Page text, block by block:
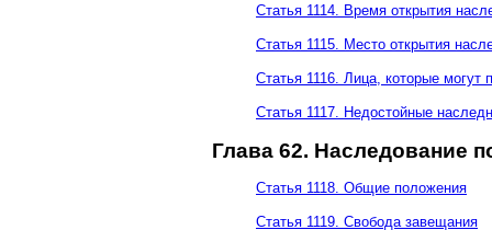
Статья 1114. Время открытия
Статья 1115. Место открытия
Статья 1116. Лица, которые могут
Статья 1117. Недостойные
Глава 62. Наследование
Статья 1118. Общие положения
Статья 1119. Свобода завещания